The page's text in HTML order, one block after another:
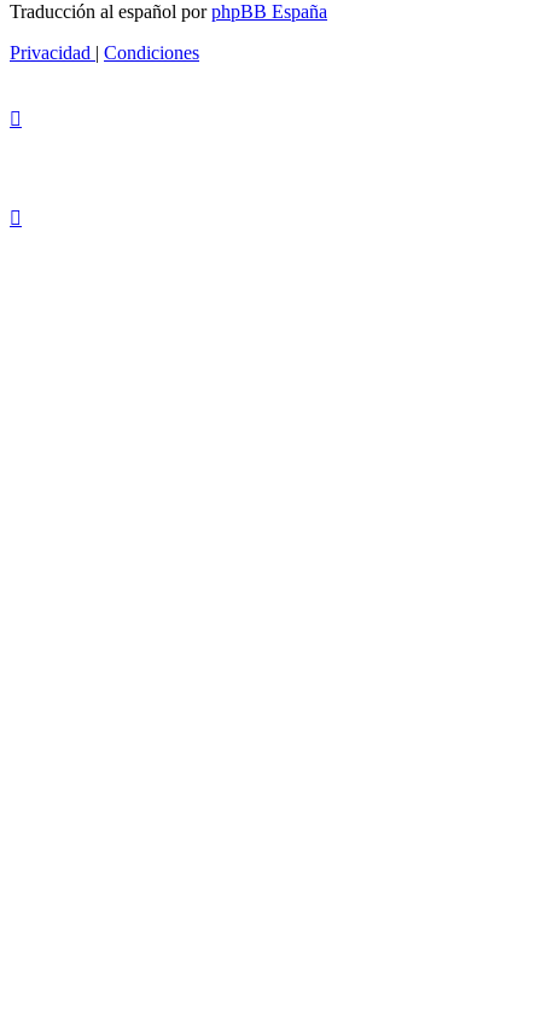
Traducción al español porphpBB España
Privacidad
Condiciones